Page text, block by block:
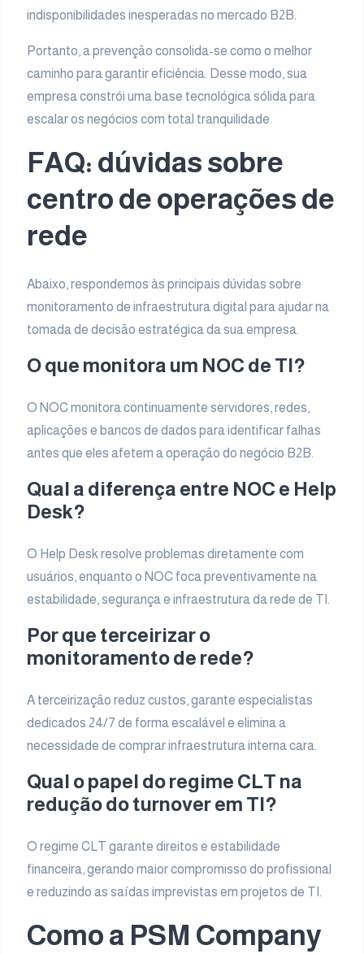
indisponibilidades inesperadas no mercado B2B.
Portanto, a prevenção consolida-se como o melhor
caminho para garantir eficiência. Desse modo, sua
empresa constrói uma base tecnológica sólida para
escalar os negócios com total tranquilidade.
FAQ: dúvidas sobre
centro de operações de
rede
Abaixo, respondemos às principais dúvidas sobre
monitoramento de infraestrutura digital para ajudar na
tomada de decisão estratégica da sua empresa.
O que monitora um NOC de TI?
O NOC monitora continuamente servidores, redes,
aplicações e bancos de dados para identificar falhas
antes que eles afetem a operação do negócio B2B.
Qual a diferença entre NOC e Help
Desk?
O Help Desk resolve problemas diretamente com
usuários, enquanto o NOC foca preventivamente na
estabilidade, segurança e infraestrutura da rede de TI.
Por que terceirizar o
monitoramento de rede?
A terceirização reduz custos, garante especialistas
dedicados 24/7 de forma escalável e elimina a
necessidade de comprar infraestrutura interna cara.
Qual o papel do regime CLT na
redução do turnover em TI?
O regime CLT garante direitos e estabilidade
financeira, gerando maior compromisso do profissional
e reduzindo as saídas imprevistas em projetos de TI.
Como a PSM Company